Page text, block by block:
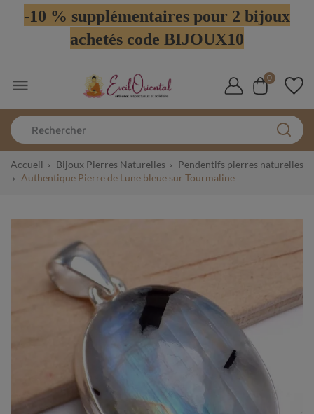
-10 % supplémentaires pour 2 bijoux
achetés code BIJOUX10
 0
Accueil Bijoux Pierres Naturelles
Pendentifs pierres naturelles
Authentique Pierre de Lune bleue sur Tourmaline